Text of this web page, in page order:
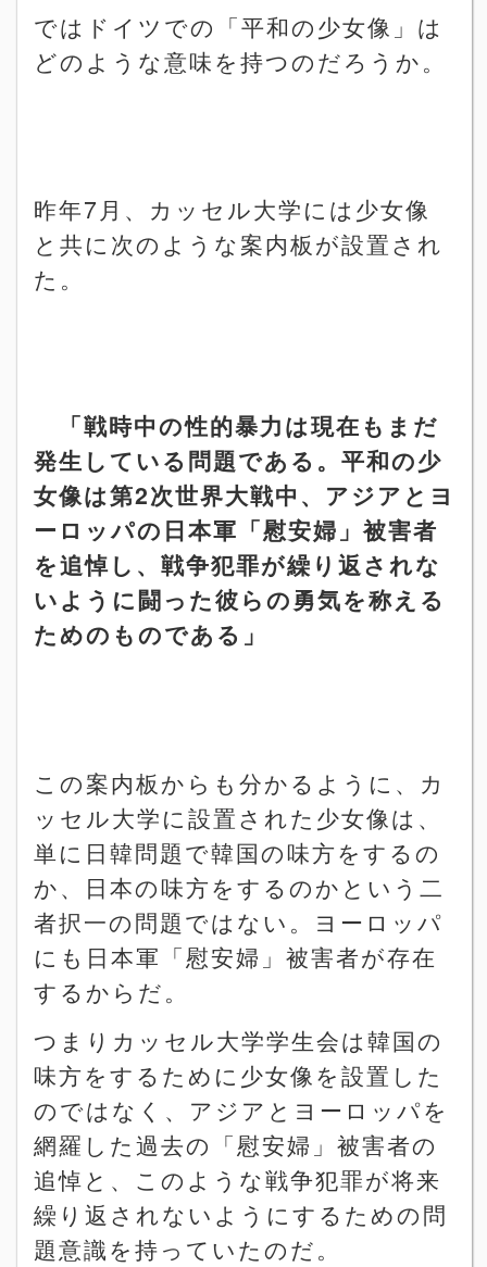
ではドイツでの「平和の少女像」は
どのような意味を持つのだろうか。
昨年7 月、カッセル大学には少女像
と共に次のような案内板が設置され
た。
「戦時中の性的暴力は現在もまだ
発生している問題である。平和の少
女像は第2次世界大戦中、 アジアとヨ
ーロッパの日本軍「慰安婦」被害者
を追悼し、戦争犯罪が繰り返されな
いように闘った彼らの勇気を称える
ためのものである」
この案内板からも分かるように、カ
ッセル大学に設置された少女像は、
単に日韓問題で韓国の味方をするの
か、日本の味方をするのかという二
者択一の問題ではない。ヨーロッパ
にも日本軍「慰安婦」被害者が存在
するからだ。
つまりカッセル大学学生会は韓国の
味方をするために少女像を設置した
のではなく、アジアとヨーロッパを
網羅した過去の「慰安婦」被害者の
追悼と、このような戦争犯罪が将来
繰り返されないようにするための問
題意識を持っていたのだ。